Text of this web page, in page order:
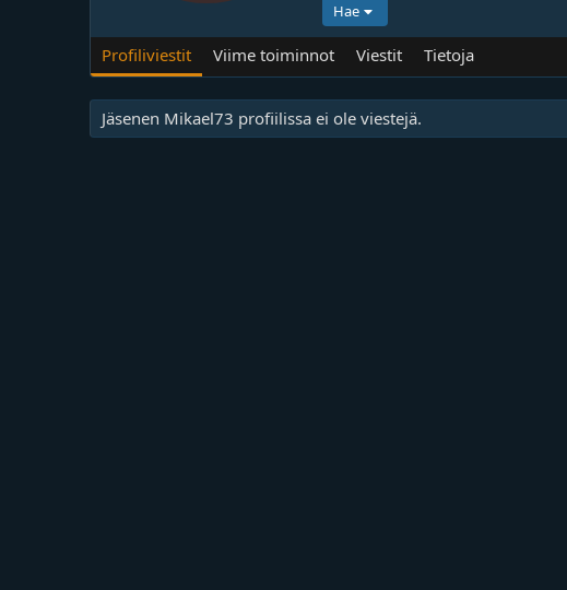
Hae
Profiliviestit Viime toiminnot Viestit Tietoja
Jäsenen Mikael73 profiilissa ei ole viestejä.